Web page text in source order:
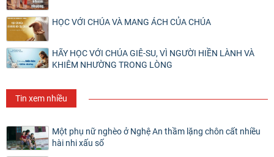
HỌC VỚI CHÚA VÀ MANG ÁCH CỦA CHÚA
HÃY HỌC VỚI CHÚA GIÊ-SU, VÌ NGƯỜI HIỀN LÀNH VÀ
KHIÊM NHƯỜNG TRONG LÒNG
Tin xem nhiều
Một phụ nữ nghèo ở Nghệ An thầm lặng chôn cất nhiều
hài nhi xấu số